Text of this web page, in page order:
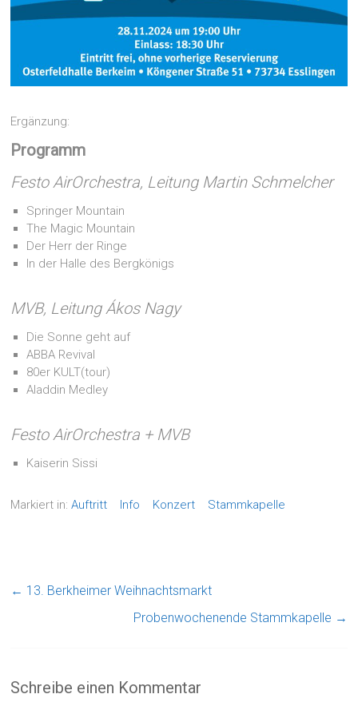
Ergänzung:
Programm
Festo AirOrchestra, Leitung Martin Schmelcher
Springer Mountain
The Magic Mountain
Der Herr der Ringe
In der Halle des Bergkönigs
MVB, Leitung Ákos Nagy
Die Sonne geht auf
ABBA Revival
80er KULT(tour)
Aladdin Medley
Festo AirOrchestra + MVB
Kaiserin Sissi
Markiert in:Auftritt Info Konzert Stammkapelle
← 13. Berkheimer Weihnachtsmarkt
Probenwochenende Stammkapelle →
Schreibe einen Kommentar